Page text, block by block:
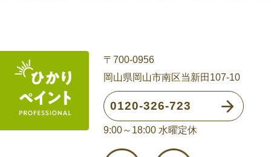
〒700-0956
岡山県岡山市南区当新田107-10
0120-326-723
9:00～18:00 水曜定休